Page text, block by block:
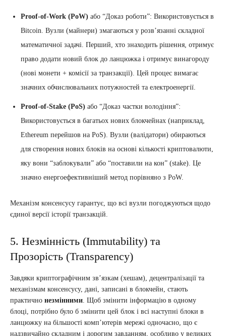
Proof-of-Work (PoW) або “Доказ роботи”: Використовується в
Bitcoin. Вузли (майнери) змагаються у розв’язанні складної
математичної задачі. Перший, хто знаходить рішення, отримує
право додати новий блок до ланцюжка і отримує винагороду
(нові монети + комісії за транзакції). Цей процес вимагає
значних обчислювальних потужностей та електроенергії.
Proof-of-Stake (PoS) або “Доказ частки володіння”:
Використовується в багатьох нових блокчейнах (наприклад,
Ethereum перейшов на PoS). Вузли (валідатори) обираються
для створення нових блоків на основі кількості криптовалюти,
яку вони “заблокували” або “поставили на кон” (stake). Це
значно енергоефективніший метод порівняно з PoW.
Механізм консенсусу гарантує, що всі вузли погоджуються щодо
єдиної версії історії транзакцій.
5. Незмінність (Immutability) та
Прозорість (Transparency)
Завдяки криптографічним зв’язкам (хешам), децентралізації та
механізмам консенсусу, дані, записані в блокчейн, стають
практично незмінними. Щоб змінити інформацію в одному
блоці, потрібно було б змінити цей блок і всі наступні блоки в
ланцюжку на більшості комп’ютерів мережі одночасно, що є
надзвичайно складним і дорогим завданням, особливо у великих